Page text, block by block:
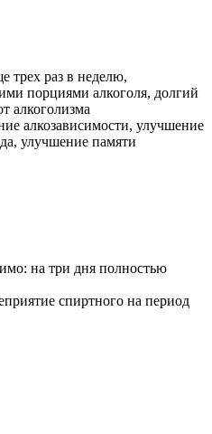
трех раз в неделю,
порциями алкоголя, долгий
алкоголизма
алкозависимости, улучшение
улучшение памяти
на три дня полностью
спиртного на период